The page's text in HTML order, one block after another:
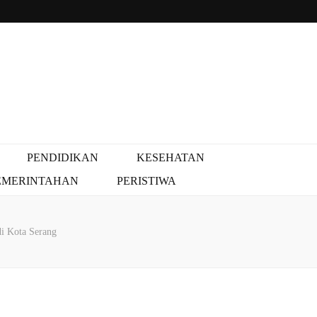
PENDIDIKAN
KESEHATAN
PERISTIWA
Kota Serang